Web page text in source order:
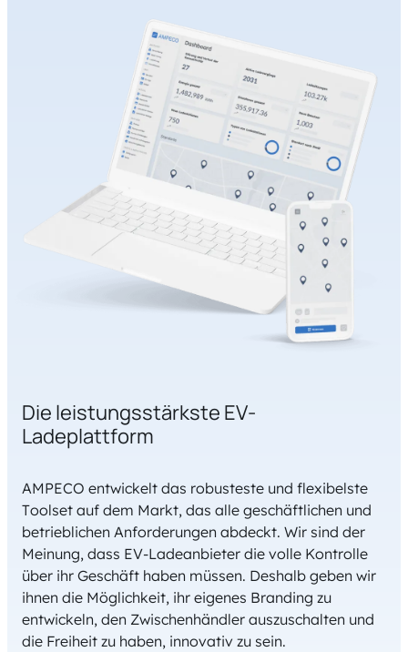
Die leistungsstärkste EV-
Ladeplattform
AMPECO entwickelt das robusteste und flexibelste
Toolset auf dem Markt, das alle geschäftlichen und
betrieblichen Anforderungen abdeckt. Wir sind der
Meinung, dass EV-Ladeanbieter die volle Kontrolle
über ihr Geschäft haben müssen. Deshalb geben wir
ihnen die Möglichkeit, ihr eigenes Branding zu
entwickeln, den Zwischenhändler auszuschalten und
die Freiheit zu haben, innovativ zu sein.